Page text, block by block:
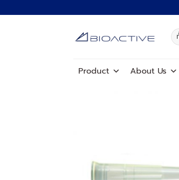
ไป
Product About Us